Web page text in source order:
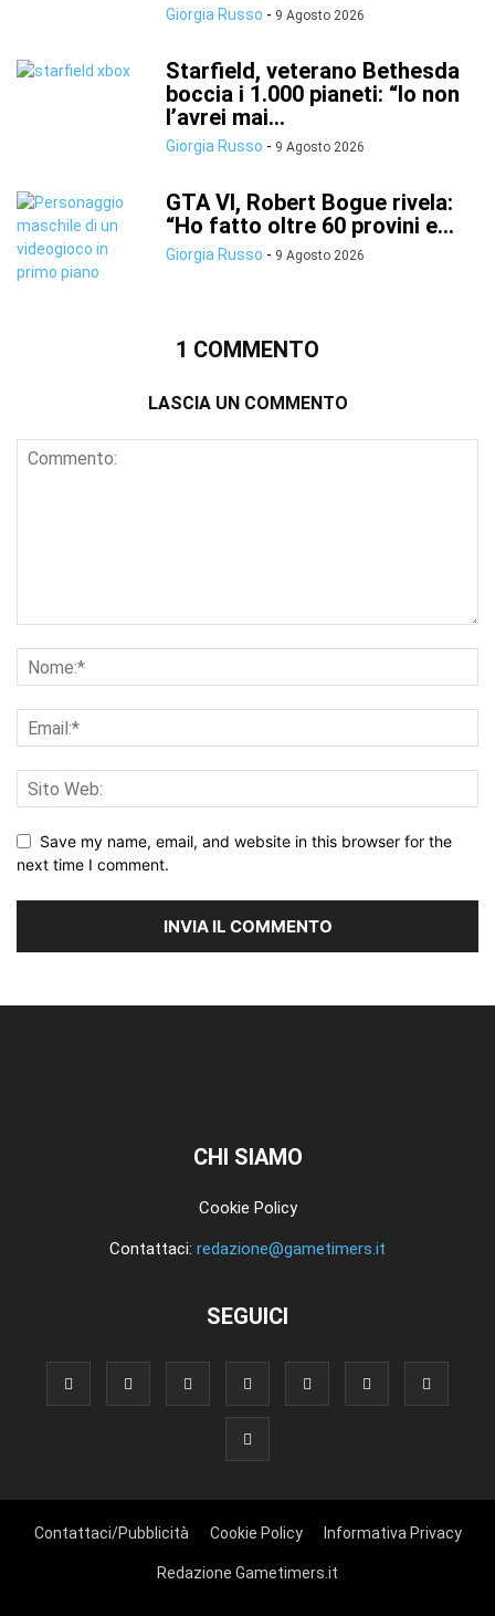
Giorgia Russo - 9 Agosto 2026
Starfield, veterano Bethesda
boccia i 1.000 pianeti: “Io non
l’avrei mai...
Giorgia Russo - 9 Agosto 2026
GTA VI, Robert Bogue rivela:
“Ho fatto oltre 60 provini e...
Giorgia Russo - 9 Agosto 2026
1 COMMENTO
LASCIA UN COMMENTO
Save my name, email, and website in this browser for the
next time I comment.
CHI SIAMO
Cookie Policy
Contattaci: redazione@gametimers.it
SEGUICI
Contattaci/Pubblicità Cookie Policy Informativa Privacy
Redazione Gametimers.it